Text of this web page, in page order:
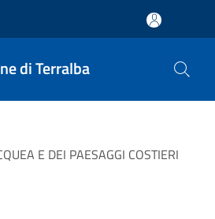
di Terralba
E DEI PAESAGGI COSTIERI